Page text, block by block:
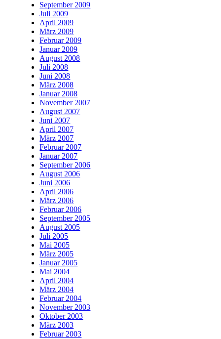
September 2009
Juli 2009
April 2009
März 2009
Februar 2009
Januar 2009
August 2008
Juli 2008
Juni 2008
März 2008
Januar 2008
November 2007
August 2007
Juni 2007
April 2007
März 2007
Februar 2007
Januar 2007
September 2006
August 2006
Juni 2006
April 2006
März 2006
Februar 2006
September 2005
August 2005
Juli 2005
Mai 2005
März 2005
Januar 2005
Mai 2004
April 2004
März 2004
Februar 2004
November 2003
Oktober 2003
März 2003
Februar 2003